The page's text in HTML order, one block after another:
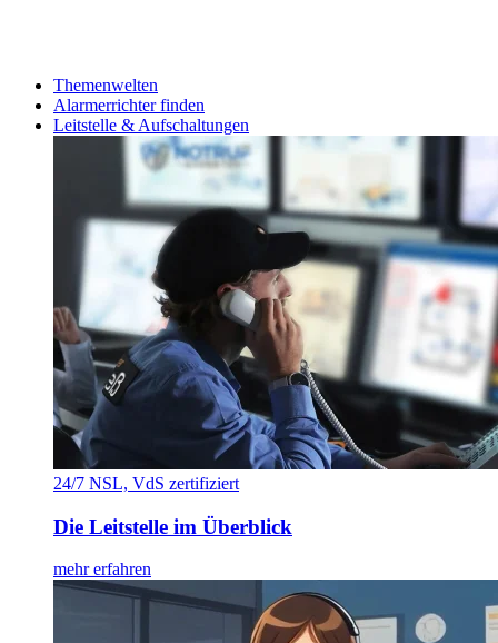
Themenwelten
Alarmerrichter finden
Leitstelle & Aufschaltungen
24/7 NSL, VdS zertifiziert
Die Leitstelle im Überblick
mehr erfahren